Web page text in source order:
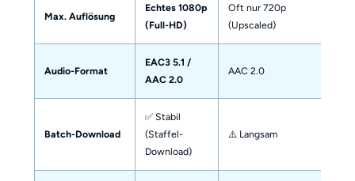
Max. Auflösung
Echtes 1080p
(Full-HD)
Oft nur 720p
(Upscaled)
Audio-Format
EAC3 5.1 /
AAC 2.0
AAC 2.0
Batch-Download
✅ Stabil
(Staffel-
Download)
⚠️ Langsam